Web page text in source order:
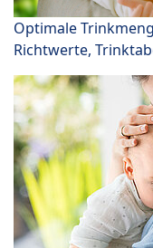
Optimale
Richtwerte,